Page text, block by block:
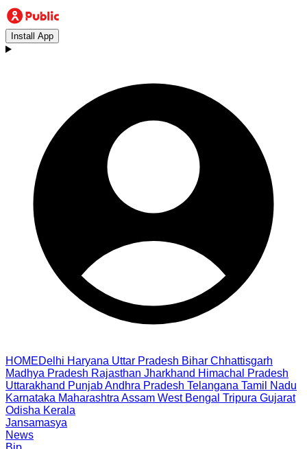
Install App
HOMEDelhi Haryana Uttar Pradesh Bihar Chhattisgarh
Madhya Pradesh Rajasthan Jharkhand Himachal Pradesh
Uttarakhand PunjabAndhra Pradesh Telangana Tamil Nadu
Karnataka Maharashtra Assam West Bengal Tripura Gujarat
Odisha Kerala
Jansamasya
News